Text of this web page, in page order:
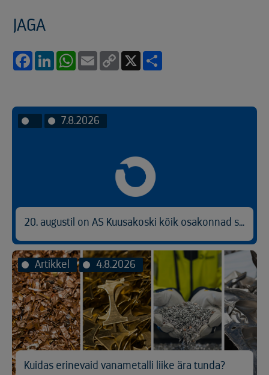
JAGA
FacebookLinkedInWhatsApp
Email
Copy
7.8.2026
Artikkel 4.8.2026
Kuidas erinevaid vanametalli liike ära tunda?